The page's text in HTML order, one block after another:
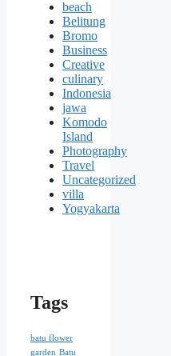
beach
Belitung
Bromo
Business
Creative
culinary
Indonesia
jawa
Komodo
Island
Photography
Travel
Uncategorized
villa
Yogyakarta
Tags
batu flower
garden Batu